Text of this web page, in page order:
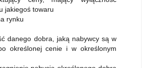
jakiegoś towaru
rynku
danego dobra, jaką nabywcy są w
określonej cenie i w określonym